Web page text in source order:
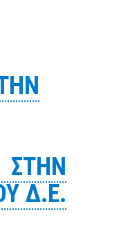
ΓΙΑ ΤΗΝ
ΠΟΥ
ΕΝΑΝΤΙ ΤΗΣ
Δ.Ε. ΑΡΤΕΜΙΔΑΣ
ΣΤΗΝ
Δ.Ε.